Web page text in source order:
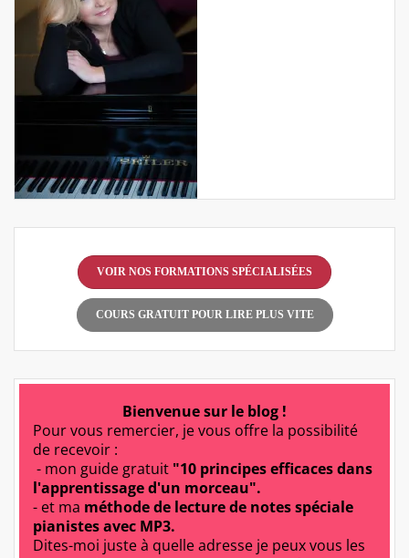
VOIR NOS FORMATIONS SPÉCIALISÉES
COURS GRATUIT POUR LIRE PLUS VITE